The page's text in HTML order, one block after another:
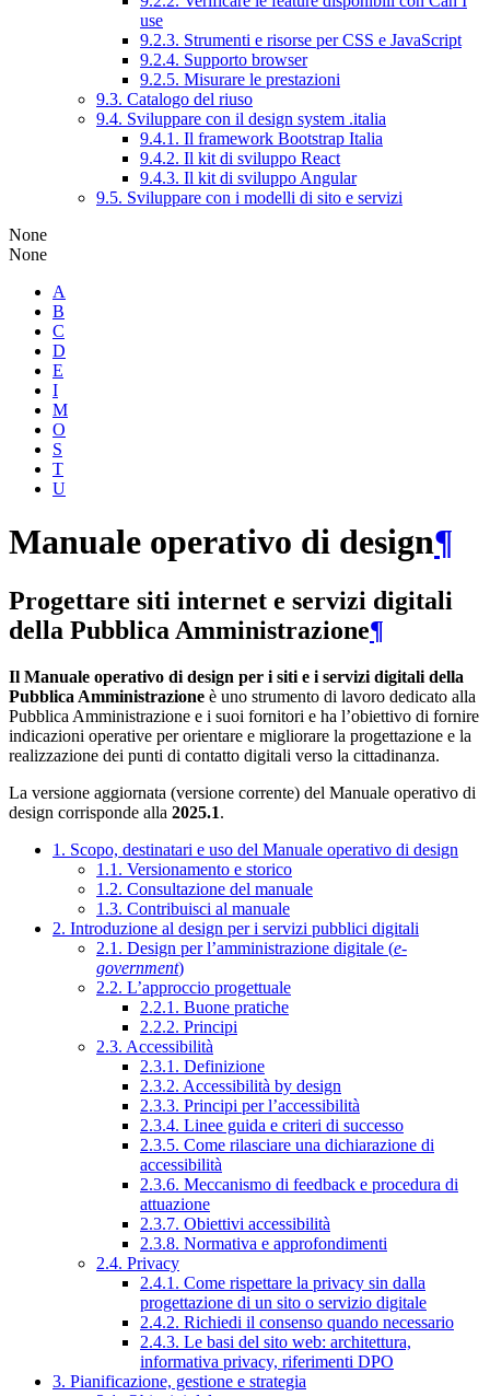
use
9.2.3. Strumenti e risorse per CSS e JavaScript
9.2.4. Supporto browser
9.2.5. Misurare le prestazioni
9.3. Catalogo del riuso
9.4. Sviluppare con il design system .italia
9.4.1. Il framework Bootstrap Italia
9.4.2. Il kit di sviluppo React
9.4.3. Il kit di sviluppo Angular
9.5. Sviluppare con i modelli di sito e servizi
None
None
A
B
C
D
E
I
M
O
S
T
U
Manuale operativo di design¶
Progettare siti internet e servizi digitali
della Pubblica Amministrazione¶
Il Manuale operativo di design per i siti e i servizi digitali della
Pubblica Amministrazione è uno strumento di lavoro dedicato alla
Pubblica Amministrazione e i suoi fornitori e ha l’obiettivo di fornire
indicazioni operative per orientare e migliorare la progettazione e la
realizzazione dei punti di contatto digitali verso la cittadinanza.
La versione aggiornata (versione corrente) del Manuale operativo di
design corrisponde alla 2025.1.
1. Scopo, destinatari e uso del Manuale operativo di design
1.1. Versionamento e storico
1.2. Consultazione del manuale
1.3. Contribuisci al manuale
2. Introduzione al design per i servizi pubblici digitali
2.1. Design per l’amministrazione digitale (e-
government)
2.2. L’approccio progettuale
2.2.1. Buone pratiche
2.2.2. Principi
2.3. Accessibilità
2.3.1. Definizione
2.3.2. Accessibilità by design
2.3.3. Principi per l’accessibilità
2.3.4. Linee guida e criteri di successo
2.3.5. Come rilasciare una dichiarazione di
accessibilità
2.3.6. Meccanismo di feedback e procedura di
attuazione
2.3.7. Obiettivi accessibilità
2.3.8. Normativa e approfondimenti
2.4. Privacy
2.4.1. Come rispettare la privacy sin dalla
progettazione di un sito o servizio digitale
2.4.2. Richiedi il consenso quando necessario
2.4.3. Le basi del sito web: architettura,
informativa privacy, riferimenti DPO
3. Pianificazione, gestione e strategia